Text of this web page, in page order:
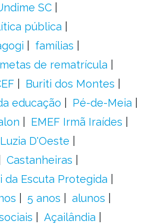
SC
pública
famílias
metas de rematrícula
Buriti dos Montes
educação
Pé-de-Meia
EMEF Irmã Iraídes
D'Oeste
Castanheiras
da Escuta Protegida
5 anos
alunos
Açailândia